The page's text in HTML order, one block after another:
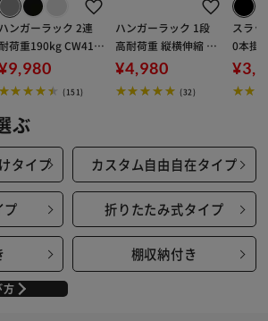
ハンガーラック 2連
荷重190kg CW410
T1 パイプハンガー
シルバー
(151)
ハンガーラック 1段
高耐荷重 縦横伸縮 フ
ック・キャスター付
き スタイルハンガー
ハード シングルタイ
¥4,980
(32)
スラ
0本掛
ラック
ぶ
タイプ カスタム自由自在タイプ
プ 折りたたみ式タイプ
棚収納付き
方
い
れる 購入手続きへ